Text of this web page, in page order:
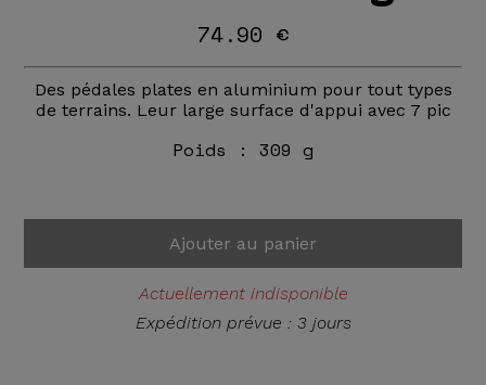
74.90 €
Des pédales plates en aluminium pour tout types
de terrains. Leur large surface d'appui avec 7 pic
Poids : 309 g
Ajouter au panier
Actuellement indisponible
Expédition prévue : 3 jours